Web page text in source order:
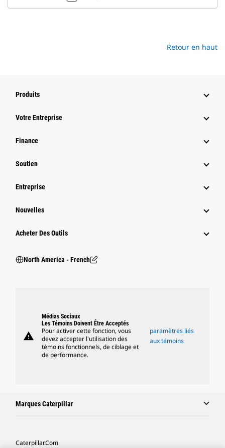
Retour en haut
Produits
Votre Entreprise
Finance
Soutien
Entreprise
Nouvelles
Acheter Des Outils
North America - French
warning
Médias Sociaux
Les Témoins Doivent Être Acceptés
Pour activer cette fonction, vous
devez accepter l'utilisation des
témoins fonctionnels, de ciblage et
de performance.
paramètres liés
aux témoins
Marques Caterpillar
Caterpillar.com